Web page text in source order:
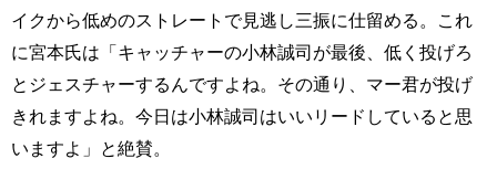
イクから低めのストレートで見逃し三振に仕留める。これ
に宮本氏は「キャッチャーの小林誠司が最後、低く投げろ
とジェスチャーするんですよね。その通り、マー君が投げ
きれますよね。今日は小林誠司はいいリードしていると思
いますよ」と絶賛。